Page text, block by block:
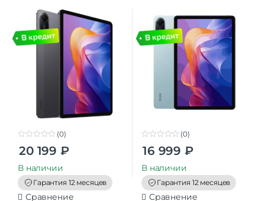
o
t
o
f
5
(0)
20 199 ₽
В наличии
Гарантия 12 месяцев
Сравнение
t
o
f
5
(0)
16 999 ₽
В наличии
Гарантия 12 месяцев
Сравнение